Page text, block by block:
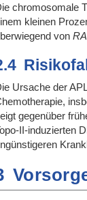
chromosomale
kleinen
von
Ursache der
gegenüber
II-induzierten